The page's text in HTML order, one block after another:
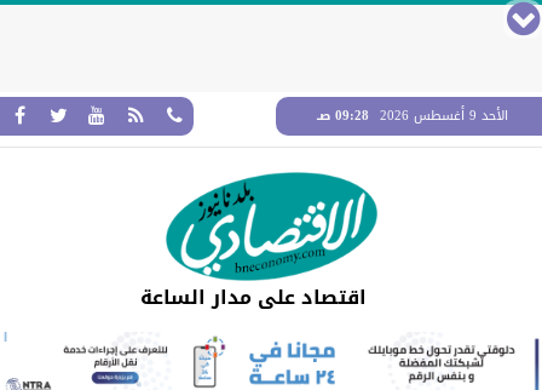
الأحد 9 أغسطس 2026 09:28 صـ
اقتصاد على مدار الساعة